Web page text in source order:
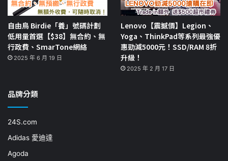
自由鳥 Birdie「養」號碼計劃
低用量首選【$38】無合約、無
行政費、SmarTone網絡
2025 年 6 月 19 日
Lenovo【震撼價】Legion、
Yoga、ThinkPad等系列最強優
惠勁減5000元！SSD/RAM 8折
升級！
2025 年 2 月 17 日
品牌分類
24S.com
Adidas 愛迪達
Agoda